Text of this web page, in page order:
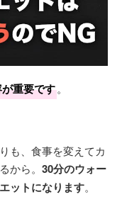
重要です。
も、食事を変えてカ
から。 30分のウォー
ットになります。